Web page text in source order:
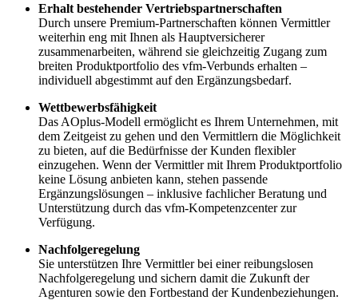
Erhalt bestehender Vertriebspartnerschaften
Durch unsere Premium-Partnerschaften können Vermittler
weiterhin eng mit Ihnen als Hauptversicherer
zusammenarbeiten, während sie gleichzeitig Zugang zum
breiten Produktportfolio des vfm-Verbunds erhalten –
individuell abgestimmt auf den Ergänzungsbedarf.
Wettbewerbsfähigkeit
Das AOplus-Modell ermöglicht es Ihrem Unternehmen, mit
dem Zeitgeist zu gehen und den Vermittlern die Möglichkeit
zu bieten, auf die Bedürfnisse der Kunden flexibler
einzugehen. Wenn der Vermittler mit Ihrem Produktportfolio
keine Lösung anbieten kann, stehen passende
Ergänzungslösungen – inklusive fachlicher Beratung und
Unterstützung durch das vfm-Kompetenzcenter zur
Verfügung.
Nachfolgeregelung
Sie unterstützen Ihre Vermittler bei einer reibungslosen
Nachfolgeregelung und sichern damit die Zukunft der
Agenturen sowie den Fortbestand der Kundenbeziehungen.